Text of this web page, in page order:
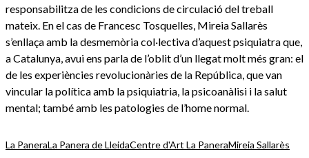
responsabilitza de les condicions de circulació del treball
mateix. En el cas de Francesc Tosquelles, Mireia Sallarès
s’enllaça amb la desmemòria col·lectiva d’aquest psiquiatra que,
a Catalunya, avui ens parla de l’oblit d’un llegat molt més gran: el
de les experiències revolucionàries de la República, que van
vincular la política amb la psiquiatria, la psicoanàlisi i la salut
mental; també amb les patologies de l’home normal.
La PaneraLa Panera de LleidaCentre d'Art La PaneraMireia Sallarès